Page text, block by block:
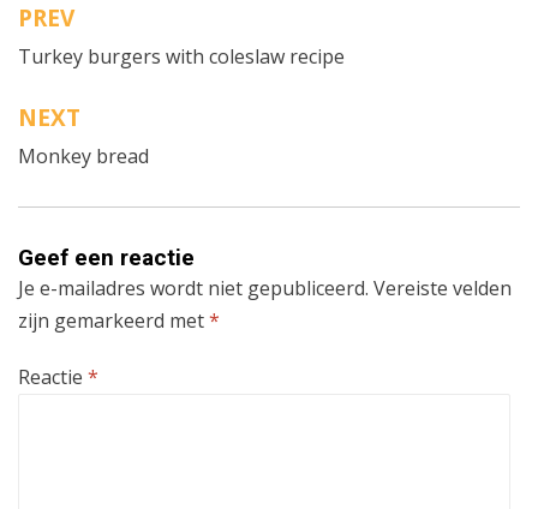
Bericht
navigatie
PREV
Turkey burgers with coleslaw recipe
NEXT
Monkey bread
Geef een reactie
Je e-mailadres wordt niet gepubliceerd. Vereiste velden
zijn gemarkeerd met*
Reactie *